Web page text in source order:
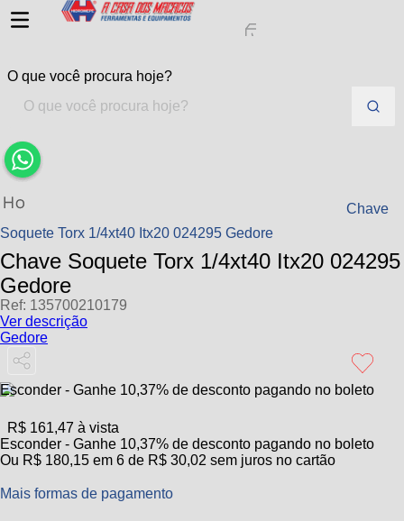
O que você procura hoje?
Chave
Soquete Torx 1/4xt40 Itx20 024295 Gedore
Chave Soquete Torx 1/4xt40 Itx20 024295
Gedore
Ref: 135700210179
Ver descrição
Gedore
Esconder - Ganhe 10,37% de desconto pagando no boleto
R$ 161,47 à vista
Esconder - Ganhe 10,37% de desconto pagando no boleto
Ou R$ 180,15 em 6 de R$ 30,02 sem juros no cartão
Mais formas de pagamento
1º
2º
4º
talha eletrica
5º
macaco jacare
6º
guincho
7º
macaco
8
9º
rodizio
10º paleteira